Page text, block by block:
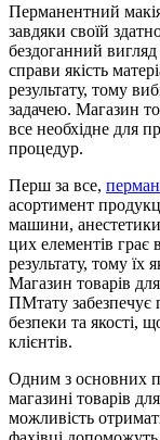
Перманентний
завдяки своїй
бездоганний
справи якість
результату, тому
задачею. Магазин
все необхідне для
процедур.
Перш за все,
асортимент
машини,
цих елементів грає
результату, тому їх
Магазин товарів
ПМтату забезпечує
безпеки та якості,
клієнтів.
Одним з основних
магазині товарів
можливість